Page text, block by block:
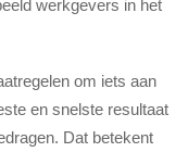
werkgevers in het
om iets aan
en snelste resultaat
Dat betekent